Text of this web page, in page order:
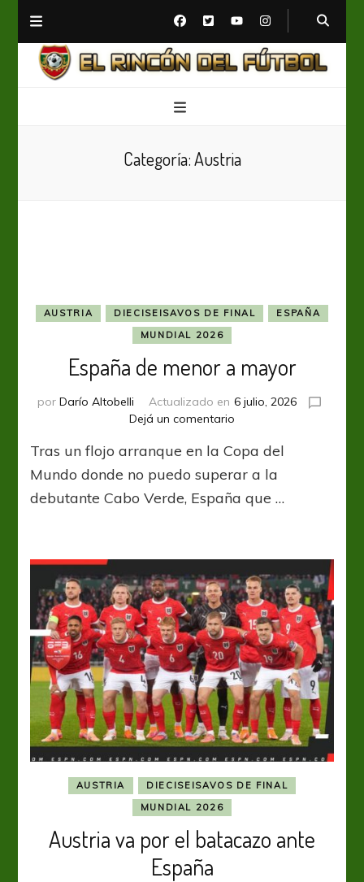
Categoría:Austria
AUSTRIA DIECISEISAVOS DE FINAL
ESPAÑA
MUNDIAL 2026
España de menor a mayor
por Darío Altobelli Actualizado en 6 julio, 2026
Dejá un comentario
de
menor
mayor
Tras un flojo arranque en la Copa del
Mundo donde no puedo superar a la
debutante Cabo Verde, España que …
AUSTRIA
DIECISEISAVOS DE FINAL
MUNDIAL 2026
Austria va por el batacazo ante
España